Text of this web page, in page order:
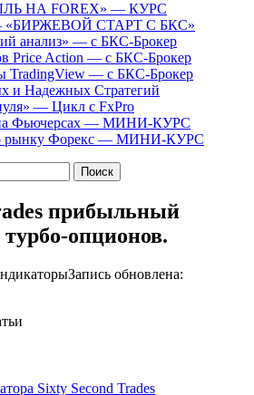
НА FOREX» — КУРС
«БИРЖЕВОЙ СТАРТ С БКС»
анализ» — с БКС-Брокер
Price Action — с БКС-Брокер
TradingView — с БКС-Брокер
и Надежных Стратегий
— Цикл с FxPro
на Фьючерсах — МИНИ-КУРС
рынку Форекс — МИНИ-КУРС
прибыльный
опционов.
Запись обновлена:
Sixty Second Trades